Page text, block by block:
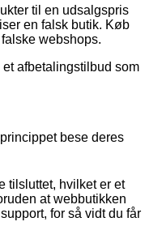
til en udsalgspris
en falsk butik. Køb
webshops.
afbetalingstilbud som
bese deres
tilsluttet, hvilket er et
at webbutikken
for så vidt du får